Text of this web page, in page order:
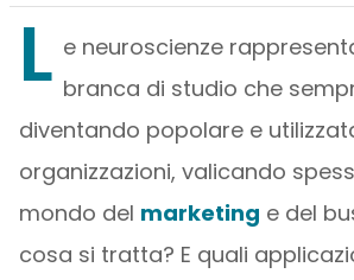
L e neuroscienze
branca di studio che
diventando popolare e
organizzazioni, valicando
mondo del marketing e del
cosa si tratta? E quali